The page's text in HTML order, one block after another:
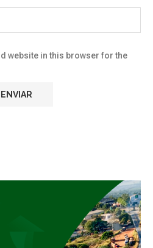
website in this browser for the